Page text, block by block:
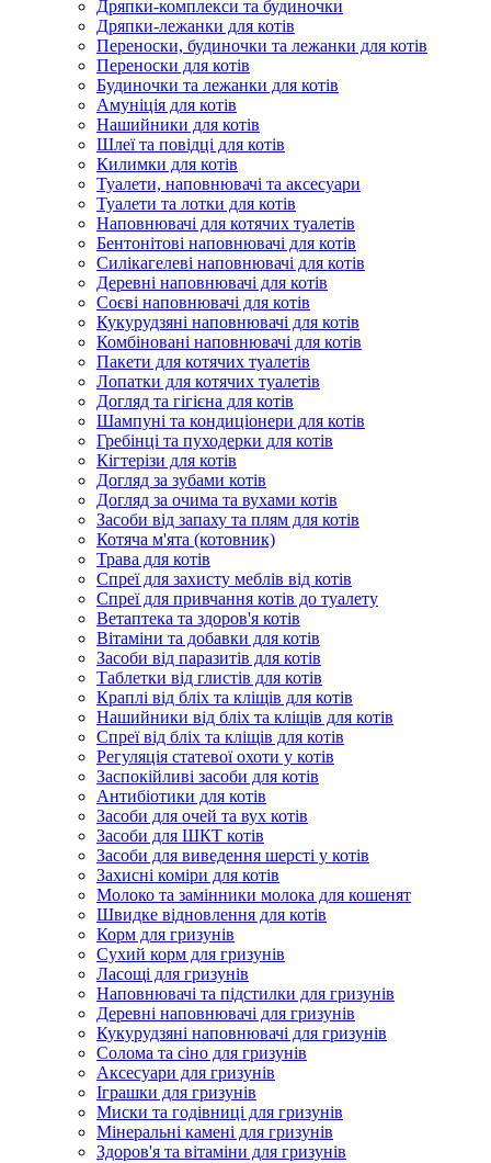
Дряпки-комплекси та будиночки
Дряпки-лежанки для котів
Переноски, будиночки та лежанки для котів
Переноски для котів
Будиночки та лежанки для котів
Амуніція для котів
Нашийники для котів
Шлеї та повідці для котів
Килимки для котів
Туалети, наповнювачі та аксесуари
Туалети та лотки для котів
Наповнювачі для котячих туалетів
Бентонітові наповнювачі для котів
Силікагелеві наповнювачі для котів
Деревні наповнювачі для котів
Соєві наповнювачі для котів
Кукурудзяні наповнювачі для котів
Комбіновані наповнювачі для котів
Пакети для котячих туалетів
Лопатки для котячих туалетів
Догляд та гігієна для котів
Шампуні та кондиціонери для котів
Гребінці та пуходерки для котів
Кігтерізи для котів
Догляд за зубами котів
Догляд за очима та вухами котів
Засоби від запаху та плям для котів
Котяча м'ята (котовник)
Трава для котів
Спреї для захисту меблів від котів
Спреї для привчання котів до туалету
Ветаптека та здоров'я котів
Вітаміни та добавки для котів
Засоби від паразитів для котів
Таблетки від глистів для котів
Краплі від бліх та кліщів для котів
Нашийники від бліх та кліщів для котів
Спреї від бліх та кліщів для котів
Регуляція статевої охоти у котів
Заспокійливі засоби для котів
Антибіотики для котів
Засоби для очей та вух котів
Засоби для ШКТ котів
Засоби для виведення шерсті у котів
Захисні коміри для котів
Молоко та замінники молока для кошенят
Швидке відновлення для котів
Корм для гризунів
Сухий корм для гризунів
Ласощі для гризунів
Наповнювачі та підстилки для гризунів
Деревні наповнювачі для гризунів
Кукурудзяні наповнювачі для гризунів
Солома та сіно для гризунів
Аксесуари для гризунів
Іграшки для гризунів
Миски та годівниці для гризунів
Мінеральні камені для гризунів
Здоров'я та вітаміни для гризунів